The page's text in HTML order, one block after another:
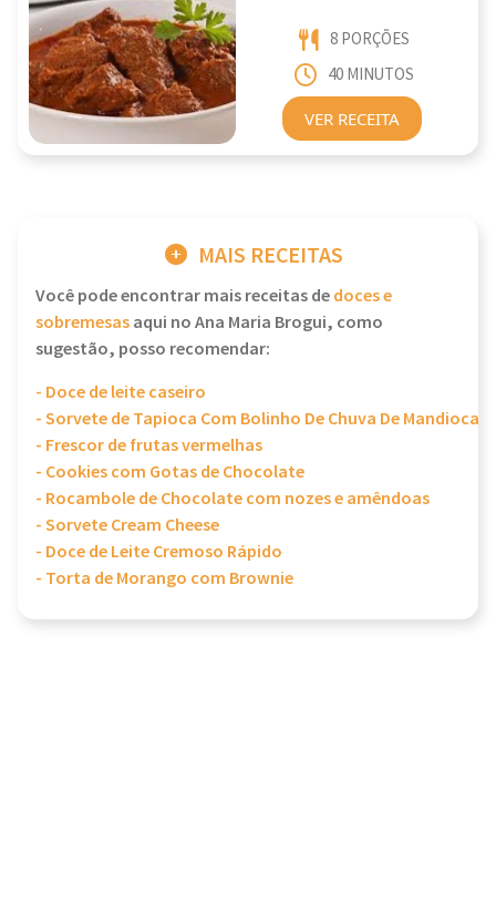
8 PORÇÕES
40 MINUTOS
VER RECEITA
MAIS RECEITAS
Você pode encontrar mais receitas dedoces e
sobremesasaqui no Ana Maria Brogui, como
sugestão, posso recomendar:
- Doce de leite caseiro
- Sorvete de Tapioca Com Bolinho De Chuva De Mandioca
- Frescor de frutas vermelhas
- Cookies com Gotas de Chocolate
- Rocambole de Chocolate com nozes e amêndoas
- Sorvete Cream Cheese
- Doce de Leite Cremoso Rápido
- Torta de Morango com Brownie